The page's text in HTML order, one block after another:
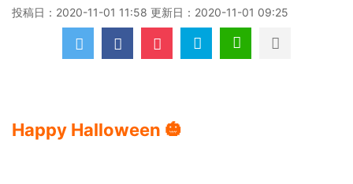
投稿日：2020-11-01 11:58 更新日： 2020-11-01 09:25
Happy Halloween 🎃